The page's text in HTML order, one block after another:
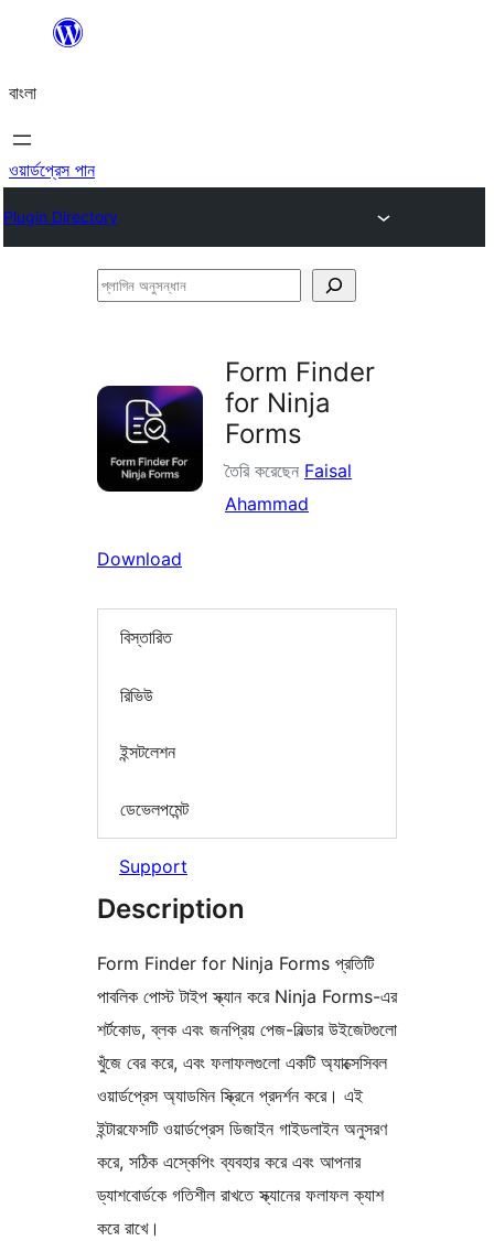
যান
বাংলা
ওয়ার্ডপ্রেস পান
Plugin Directory
প্লাগিন
Form Finder
for Ninja
Forms
তৈরি করেছেন Faisal
Ahammad
Download
বিস্তারিত
রিভিউ
ইন্সটলেশন
ডেভেলপমেন্ট
Support
Description
Form Finder for Ninja Forms প্রতিটি
পাবলিক পোস্ট টাইপ স্ক্যান করে Ninja Forms-এর
শর্টকোড, ব্লক এবং জনপ্রিয় পেজ-বিল্ডার উইজেটগুলো
খুঁজে বের করে, এবং ফলাফলগুলো একটি অ্যাক্সেসিবল
ওয়ার্ডপ্রেস অ্যাডমিন স্ক্রিনে প্রদর্শন করে। এই
ইন্টারফেসটি ওয়ার্ডপ্রেস ডিজাইন গাইডলাইন অনুসরণ
করে, সঠিক এস্কেপিং ব্যবহার করে এবং আপনার
ড্যাশবোর্ডকে গতিশীল রাখতে স্ক্যানের ফলাফল ক্যাশ
করে রাখে।